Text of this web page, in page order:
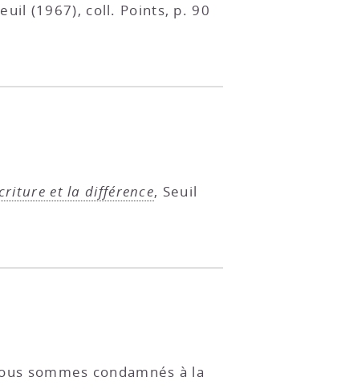
(1967), coll. Points, p. 90
et la différence, Seuil
sommes condamnés à la